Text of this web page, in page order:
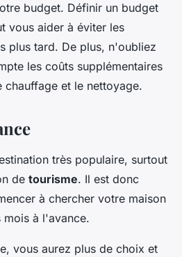
budget. Définir un budget
vous aider à éviter les
plus tard. De plus, n'oubliez
les coûts supplémentaires
et le nettoyage.
très populaire, surtout
de tourisme. Il est donc
à chercher votre maison
mois à l'avance.
vous aurez plus de choix et